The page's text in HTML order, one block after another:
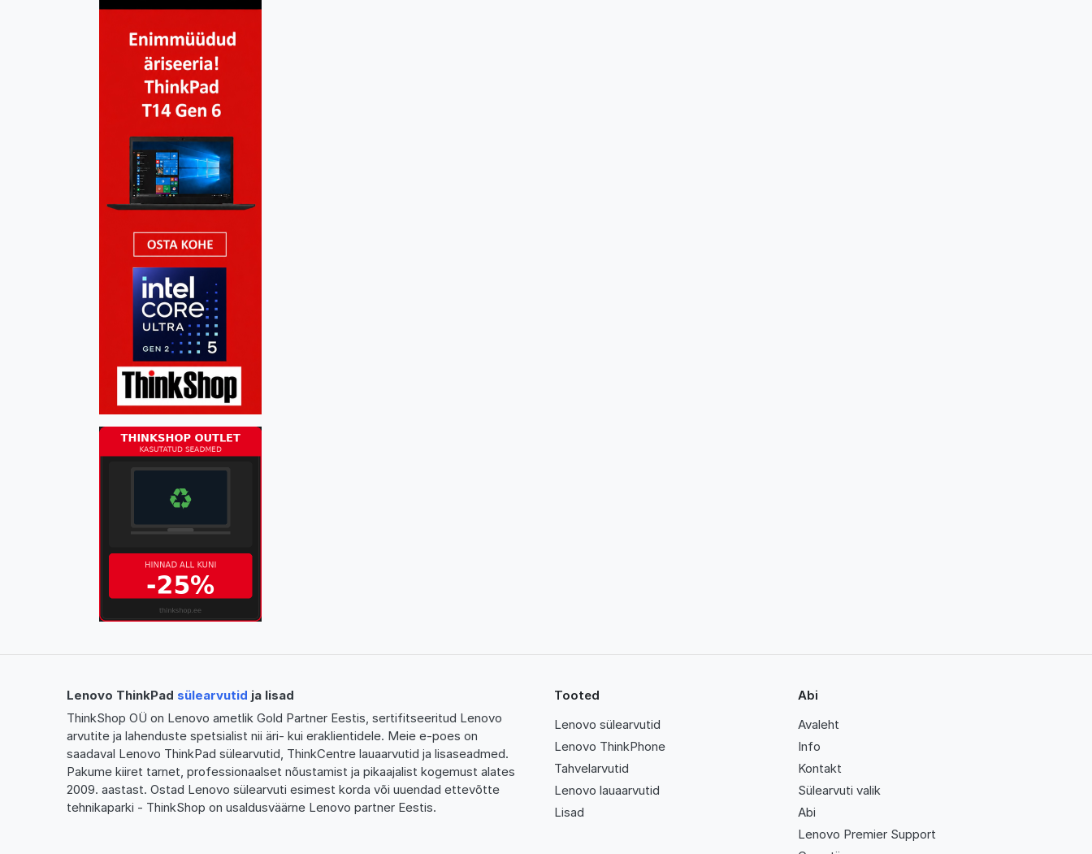
Lenovo ThinkPad sülearvutid ja lisad
ThinkShop OÜ on Lenovo ametlik Gold Partner Eestis, sertifitseeritud Lenovo
arvutite ja lahenduste spetsialist nii äri- kui eraklientidele. Meie e-poes on
saadaval Lenovo ThinkPad sülearvutid, ThinkCentre lauaarvutid ja lisaseadmed.
Pakume kiiret tarnet, professionaalset nõustamist ja pikaajalist kogemust alates
2009. aastast. Ostad Lenovo sülearvuti esimest korda või uuendad ettevõtte
tehnikaparki - ThinkShop on usaldusväärne Lenovo partner Eestis.
Tooted
Lenovo sülearvutid
Lenovo ThinkPhone
Tahvelarvutid
Lenovo lauaarvutid
Lisad
Abi
Avaleht
Info
Kontakt
Sülearvuti valik
Abi
Lenovo Premier Support